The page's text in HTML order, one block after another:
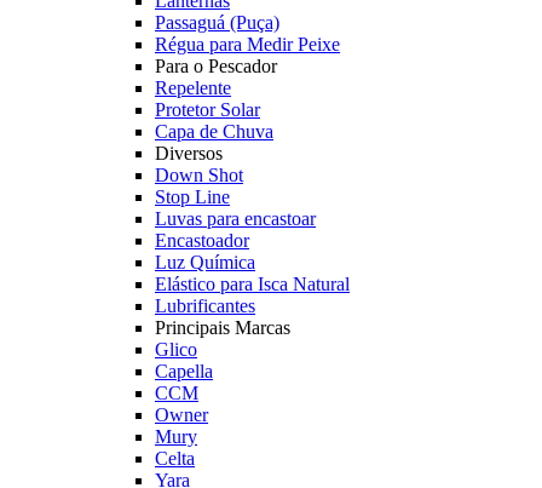
Passaguá (Puça)
Régua para Medir Peixe
Para o Pescador
Repelente
Protetor Solar
Capa de Chuva
Diversos
Down Shot
Stop Line
Luvas para encastoar
Encastoador
Luz Química
Elástico para Isca Natural
Lubrificantes
Principais Marcas
Glico
Capella
CCM
Owner
Mury
Celta
Yara